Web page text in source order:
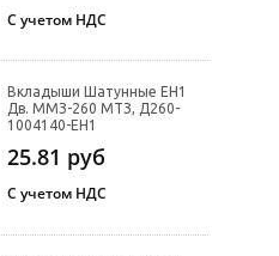
С учетом НДС
Вкладыши Шатунные ЕН1
Дв. ММЗ-260 МТЗ, Д260-
1004140-ЕН1
25.81 руб
С учетом НДС